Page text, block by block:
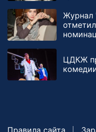
Журнал
ЦДКЖ
Правила сайта